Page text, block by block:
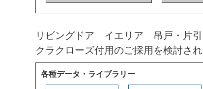
リビングドア イエリア 吊戸・
クラクローズ付用のご採用を検討さ
各種データ・ライブラリー